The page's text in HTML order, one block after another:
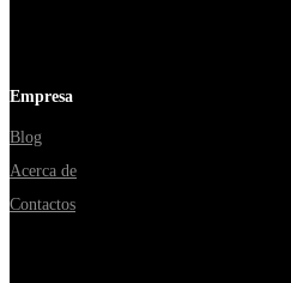
Empresa
Blog
Acerca de
Contactos